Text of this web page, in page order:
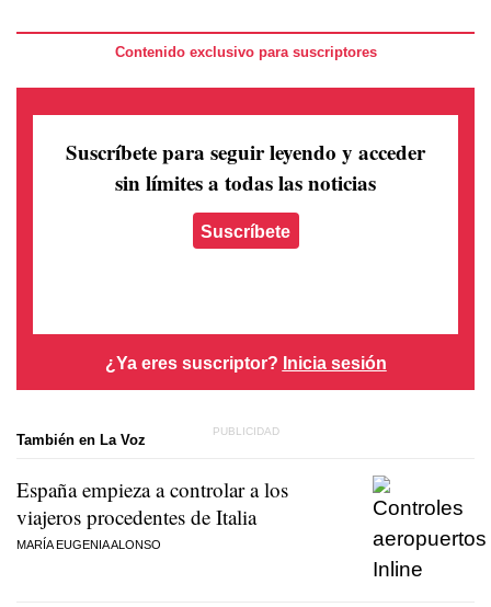
Contenido exclusivo para suscriptores
Suscríbete para seguir leyendo y acceder
sin límites a todas las noticias
Suscríbete
¿Ya eres suscriptor? Inicia sesión
También en La Voz
España empieza a controlar a los
viajeros procedentes de Italia
MARÍA EUGENIA ALONSO